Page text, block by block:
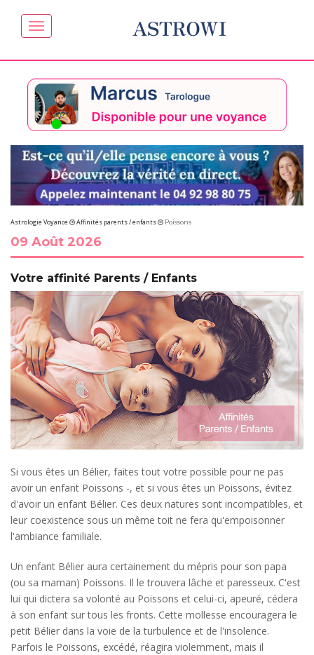
ASTROWI
Astrologie Voyance Affinités parents / enfants Poissons
09 Août 2026
Votre affinité Parents / Enfants
Si vous êtes un Bélier, faites tout votre possible pour ne pas
avoir un enfant Poissons -, et si vous êtes un Poissons, évitez
d'avoir un enfant Bélier. Ces deux natures sont incompatibles, et
leur coexistence sous un même toit ne fera qu'empoisonner
l'ambiance familiale.
Un enfant Bélier aura certainement du mépris pour son papa
(ou sa maman) Poissons. Il le trouvera lâche et paresseux. C'est
lui qui dictera sa volonté au Poissons et celui-ci, apeuré, cédera
à son enfant sur tous les fronts. Cette mollesse encouragera le
petit Bélier dans la voie de la turbulence et de l'insolence.
Parfois le Poissons, excédé, réagira violemment, mais il